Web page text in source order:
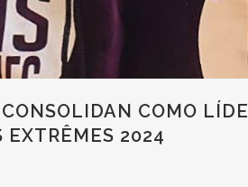
COMO
2024